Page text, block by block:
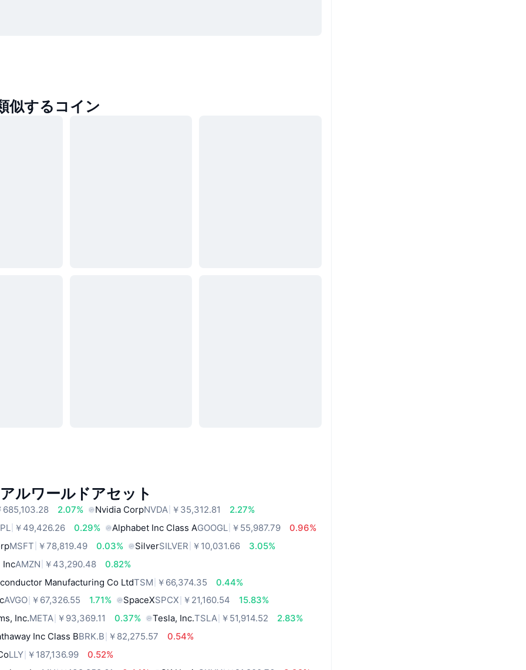
似するコイン
ルワールドアセット
685,103.28 2.07% Nvidia CorpNVDA ￥35,312.81
2.27%
￥49,426.26 0.29% Alphabet Inc Class AGOOGL ￥55,987.79
0.96%
MSFT ￥78,819.49 0.03% SilverSILVER ￥10,031.66
3.05%
IncAMZN ￥43,290.48
0.82%
Manufacturing Co LtdTSM ￥66,374.35
0.44%
AVGO ￥67,326.55 1.71% SpaceXSPCX ￥21,160.54
15.83%
Inc.META ￥93,369.11 0.37% Tesla, Inc.TSLA ￥51,914.52
2.83%
Inc Class BBRK.B ￥82,275.57
0.54%
LLY ￥187,136.99
0.52%